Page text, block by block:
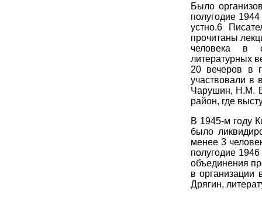
Было
полугодие
устно.6
прочитаны
человека в
литературных
20 вечеров в
участвовали в
Чарушин, Н.М.
район, где
В 1945-м году
было
менее 3
полугодие
объединения
в организации
Дрягин,